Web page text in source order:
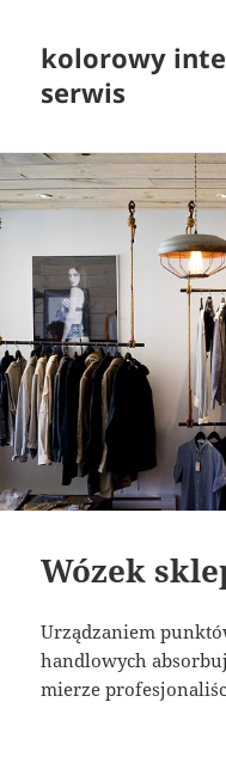
kolorowy
serwis
Wózek
Urządzaniem
handlowych
mierze